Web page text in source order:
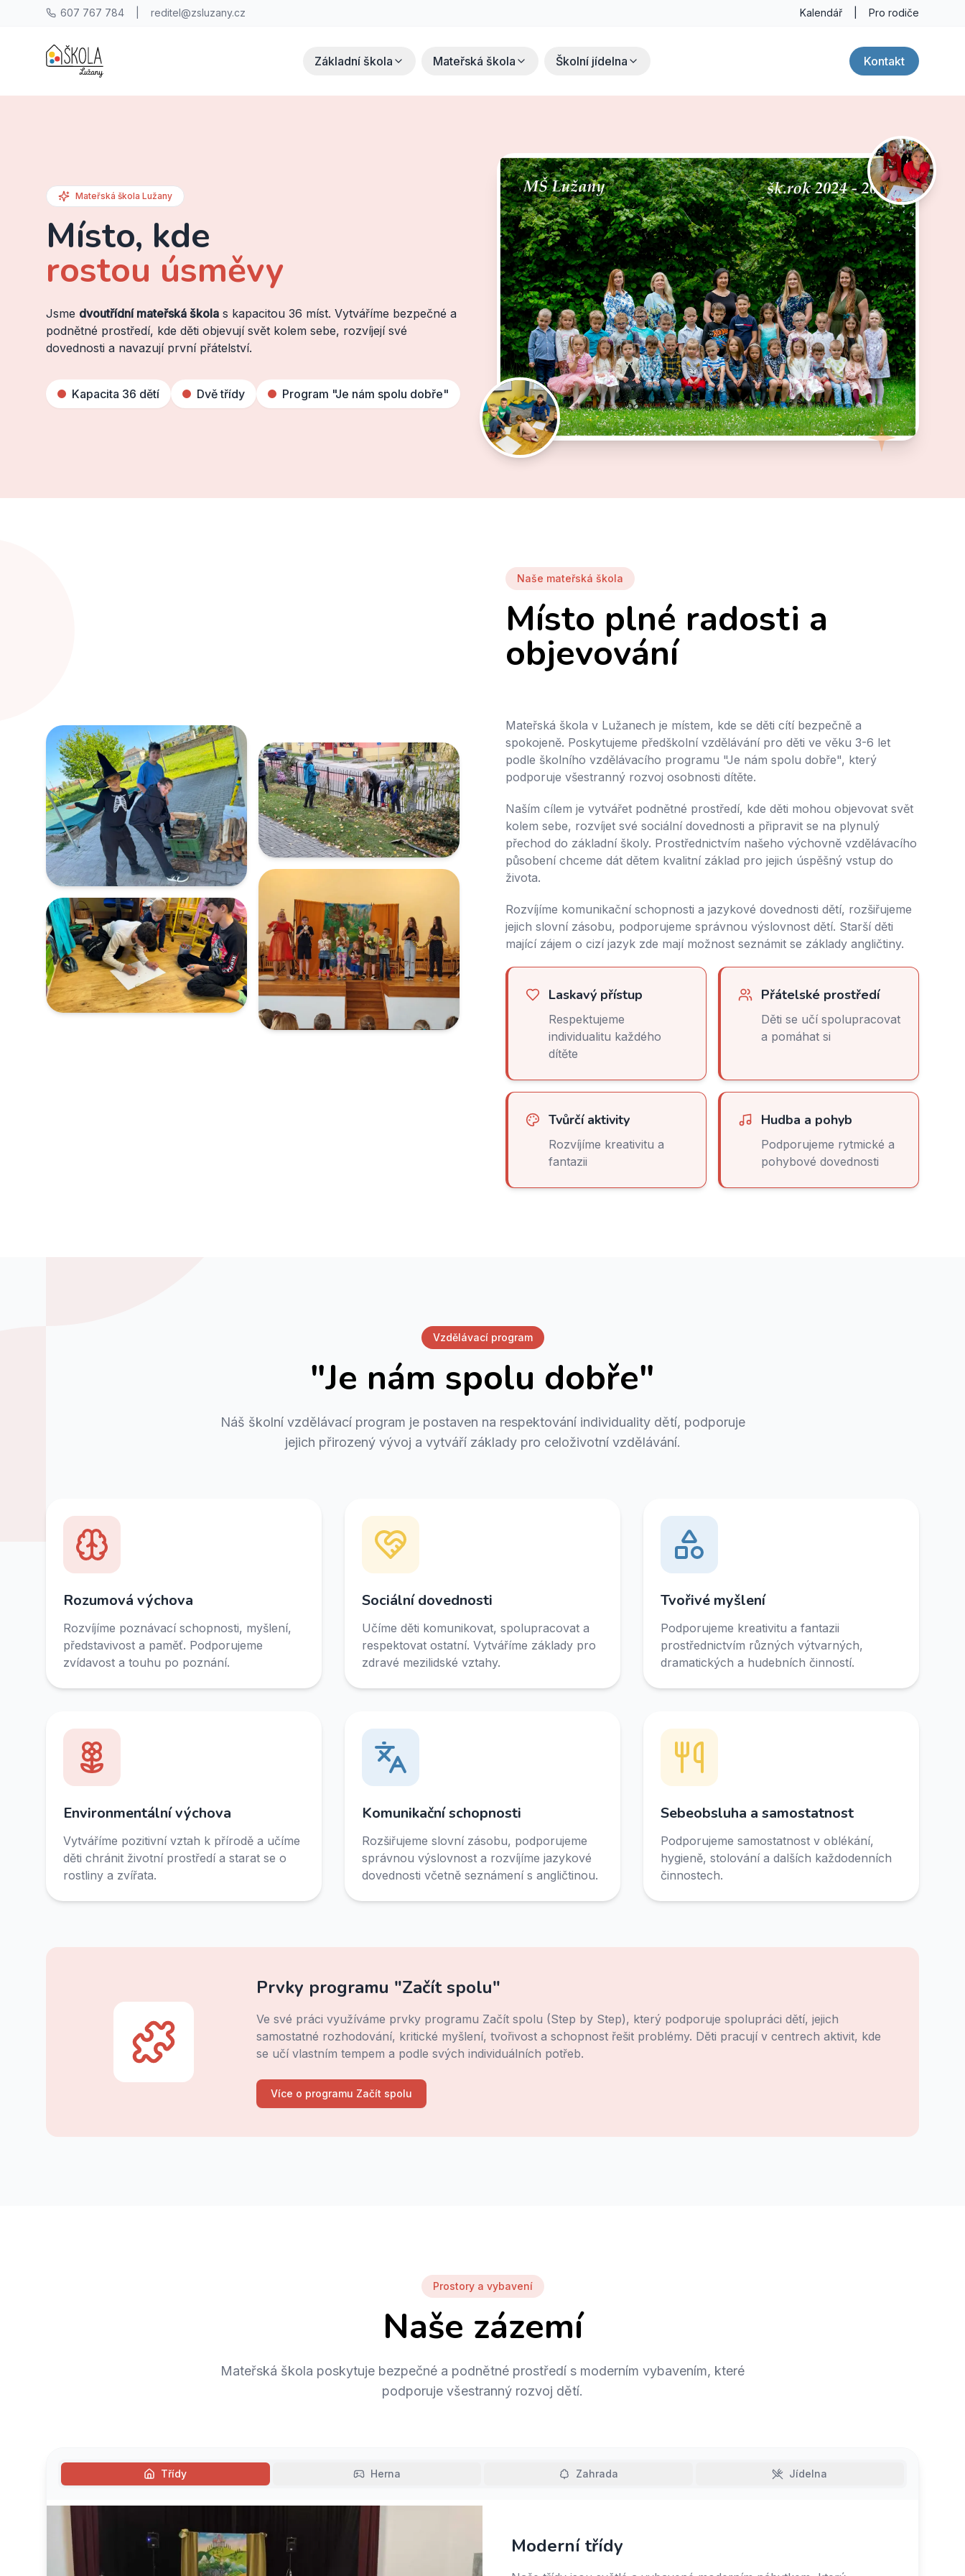
607 767 784 reditel@zsluzany.cz Kalendář Pro rodiče
Základní škola Mateřská škola Školní jídelna Kontakt
Mateřská škola Lužany
Místo, kde
rostou úsměvy
Jsme dvoutřídní mateřská škola s kapacitou 36 míst. Vytváříme bezpečné a
podnětné prostředí, kde děti objevují svět kolem sebe, rozvíjejí své
dovednosti a navazují první přátelství.
Kapacita 36 dětí Dvě třídy Program "Je nám spolu dobře"
Naše mateřská škola
Místo plné radosti a
objevování
Mateřská škola v Lužanech je místem, kde se děti cítí bezpečně a
spokojeně. Poskytujeme předškolní vzdělávání pro děti ve věku 3-6 let
podle školního vzdělávacího programu "Je nám spolu dobře", který
podporuje všestranný rozvoj osobnosti dítěte.
Naším cílem je vytvářet podnětné prostředí, kde děti mohou objevovat svět
kolem sebe, rozvíjet své sociální dovednosti a připravit se na plynulý
přechod do základní školy. Prostřednictvím našeho výchovně vzdělávacího
působení chceme dát dětem kvalitní základ pro jejich úspěšný vstup do
života.
Rozvíjíme komunikační schopnosti a jazykové dovednosti dětí, rozšiřujeme
jejich slovní zásobu, podporujeme správnou výslovnost dětí. Starší děti
mající zájem o cizí jazyk zde mají možnost seznámit se základy angličtiny.
Laskavý přístup
Respektujeme
individualitu každého
dítěte
Přátelské prostředí
Děti se učí spolupracovat
a pomáhat si
Tvůrčí aktivity
Rozvíjíme kreativitu a
fantazii
Hudba a pohyb
Podporujeme rytmické a
pohybové dovednosti
Vzdělávací program
"Je nám spolu dobře"
Náš školní vzdělávací program je postaven na respektování individuality dětí, podporuje
jejich přirozený vývoj a vytváří základy pro celoživotní vzdělávání.
Rozumová výchova
Rozvíjíme poznávací schopnosti, myšlení,
představivost a paměť. Podporujeme
zvídavost a touhu po poznání.
Sociální dovednosti
Učíme děti komunikovat, spolupracovat a
respektovat ostatní. Vytváříme základy pro
zdravé mezilidské vztahy.
Tvořivé myšlení
Podporujeme kreativitu a fantazii
prostřednictvím různých výtvarných,
dramatických a hudebních činností.
Environmentální výchova
Vytváříme pozitivní vztah k přírodě a učíme
děti chránit životní prostředí a starat se o
rostliny a zvířata.
Komunikační schopnosti
Rozšiřujeme slovní zásobu, podporujeme
správnou výslovnost a rozvíjíme jazykové
dovednosti včetně seznámení s angličtinou.
Sebeobsluha a samostatnost
Podporujeme samostatnost v oblékání,
hygieně, stolování a dalších každodenních
činnostech.
Prvky programu "Začít spolu"
Ve své práci využíváme prvky programu Začít spolu (Step by Step), který podporuje spolupráci dětí, jejich
samostatné rozhodování, kritické myšlení, tvořivost a schopnost řešit problémy. Děti pracují v centrech aktivit, kde
se učí vlastním tempem a podle svých individuálních potřeb.
Více o programu Začít spolu
Prostory a vybavení
Naše zázemí
Mateřská škola poskytuje bezpečné a podnětné prostředí s moderním vybavením, které
podporuje všestranný rozvoj dětí.
Třídy Herna Zahrada Jídelna
Moderní třídy